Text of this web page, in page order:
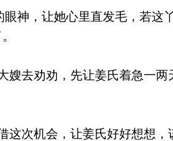
神，让她心里直发毛，若这
去劝劝，先让姜氏着急一两
次机会，让姜氏好好想想，